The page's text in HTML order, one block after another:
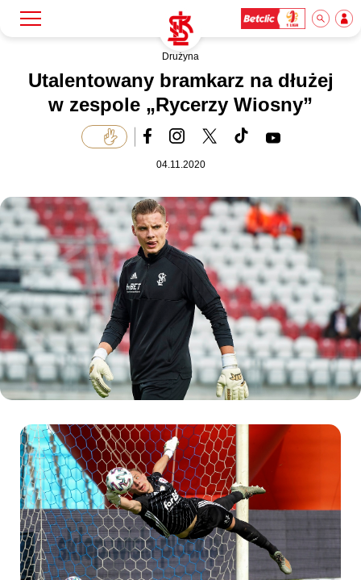
Klub
Akademia
Biznes
Dla mediów
Kibice
Drużyna
Utalentowany bramkarz na dłużej
w zespole „Rycerzy Wiosny”
04.11.2020